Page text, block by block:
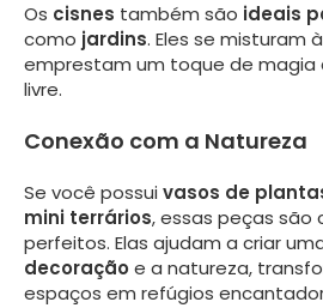
Os cisnes também são ideais
como jardins. Eles se misturam
emprestam um toque de magia
livre.
Conexão com a Natureza
Se você possui vasos de
mini terrários, essas peças
perfeitos. Elas ajudam a criar
decoraçãoe a natureza,
espaços em refúgios